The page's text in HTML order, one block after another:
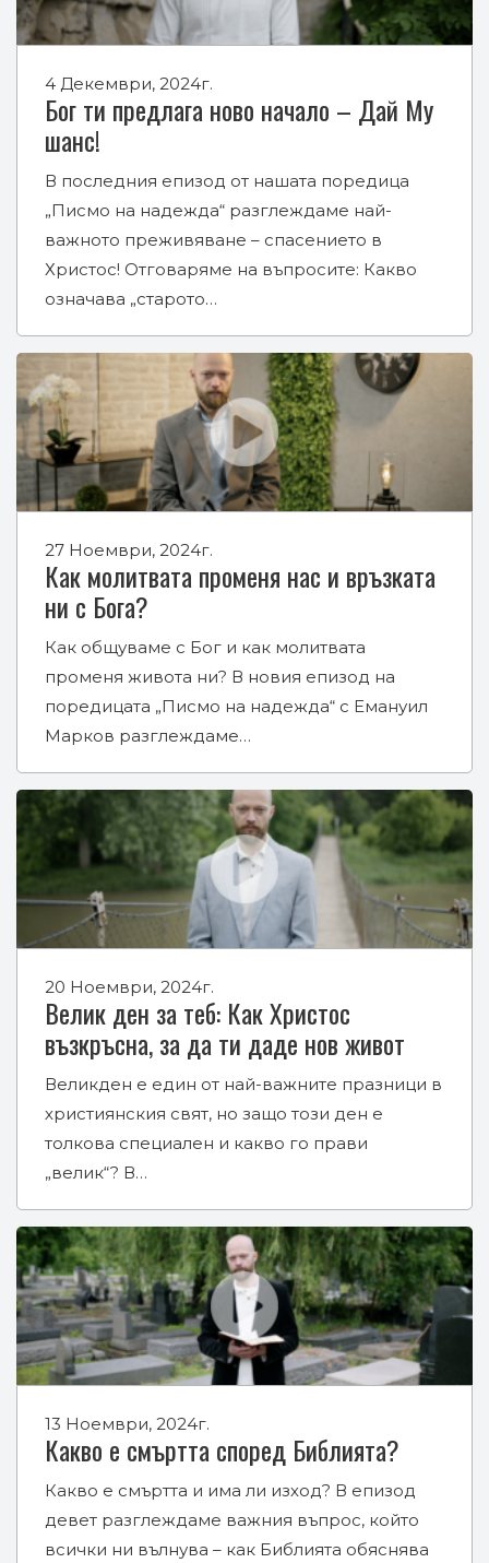
4 Декември, 2024г.
Бог ти предлага ново начало – Дай Му
шанс!
В последния епизод от нашата поредица
„Писмо на надежда“ разглеждаме най-
важното преживяване – спасението в
Христос! Отговаряме на въпросите: Какво
означава „старото…
27 Ноември, 2024г.
Как молитвата променя нас и връзката
ни с Бога?
Как общуваме с Бог и как молитвата
променя живота ни? В новия епизод на
поредицата „Писмо на надежда“ с Емануил
Марков разглеждаме…
20 Ноември, 2024г.
Велик ден за теб: Как Христос
възкръсна, за да ти даде нов живот
Великден е един от най-важните празници в
християнския свят, но защо този ден е
толкова специален и какво го прави
„велик“? В…
13 Ноември, 2024г.
Какво е смъртта според Библията?
Какво е смъртта и има ли изход? В епизод
девет разглеждаме важния въпрос, който
всички ни вълнува – как Библията обяснява